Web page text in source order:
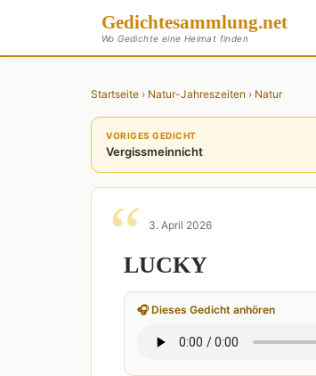
Gedichtesammlung.net
Wo Gedichte eine Heimat finden
Startseite › Natur-Jahreszeiten › Natur
VORIGES GEDICHT
Vergissmeinnicht
3. April 2026
LUCKY
🎧 Dieses Gedicht anhören